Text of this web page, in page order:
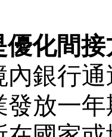
優化間
內銀行
發放一